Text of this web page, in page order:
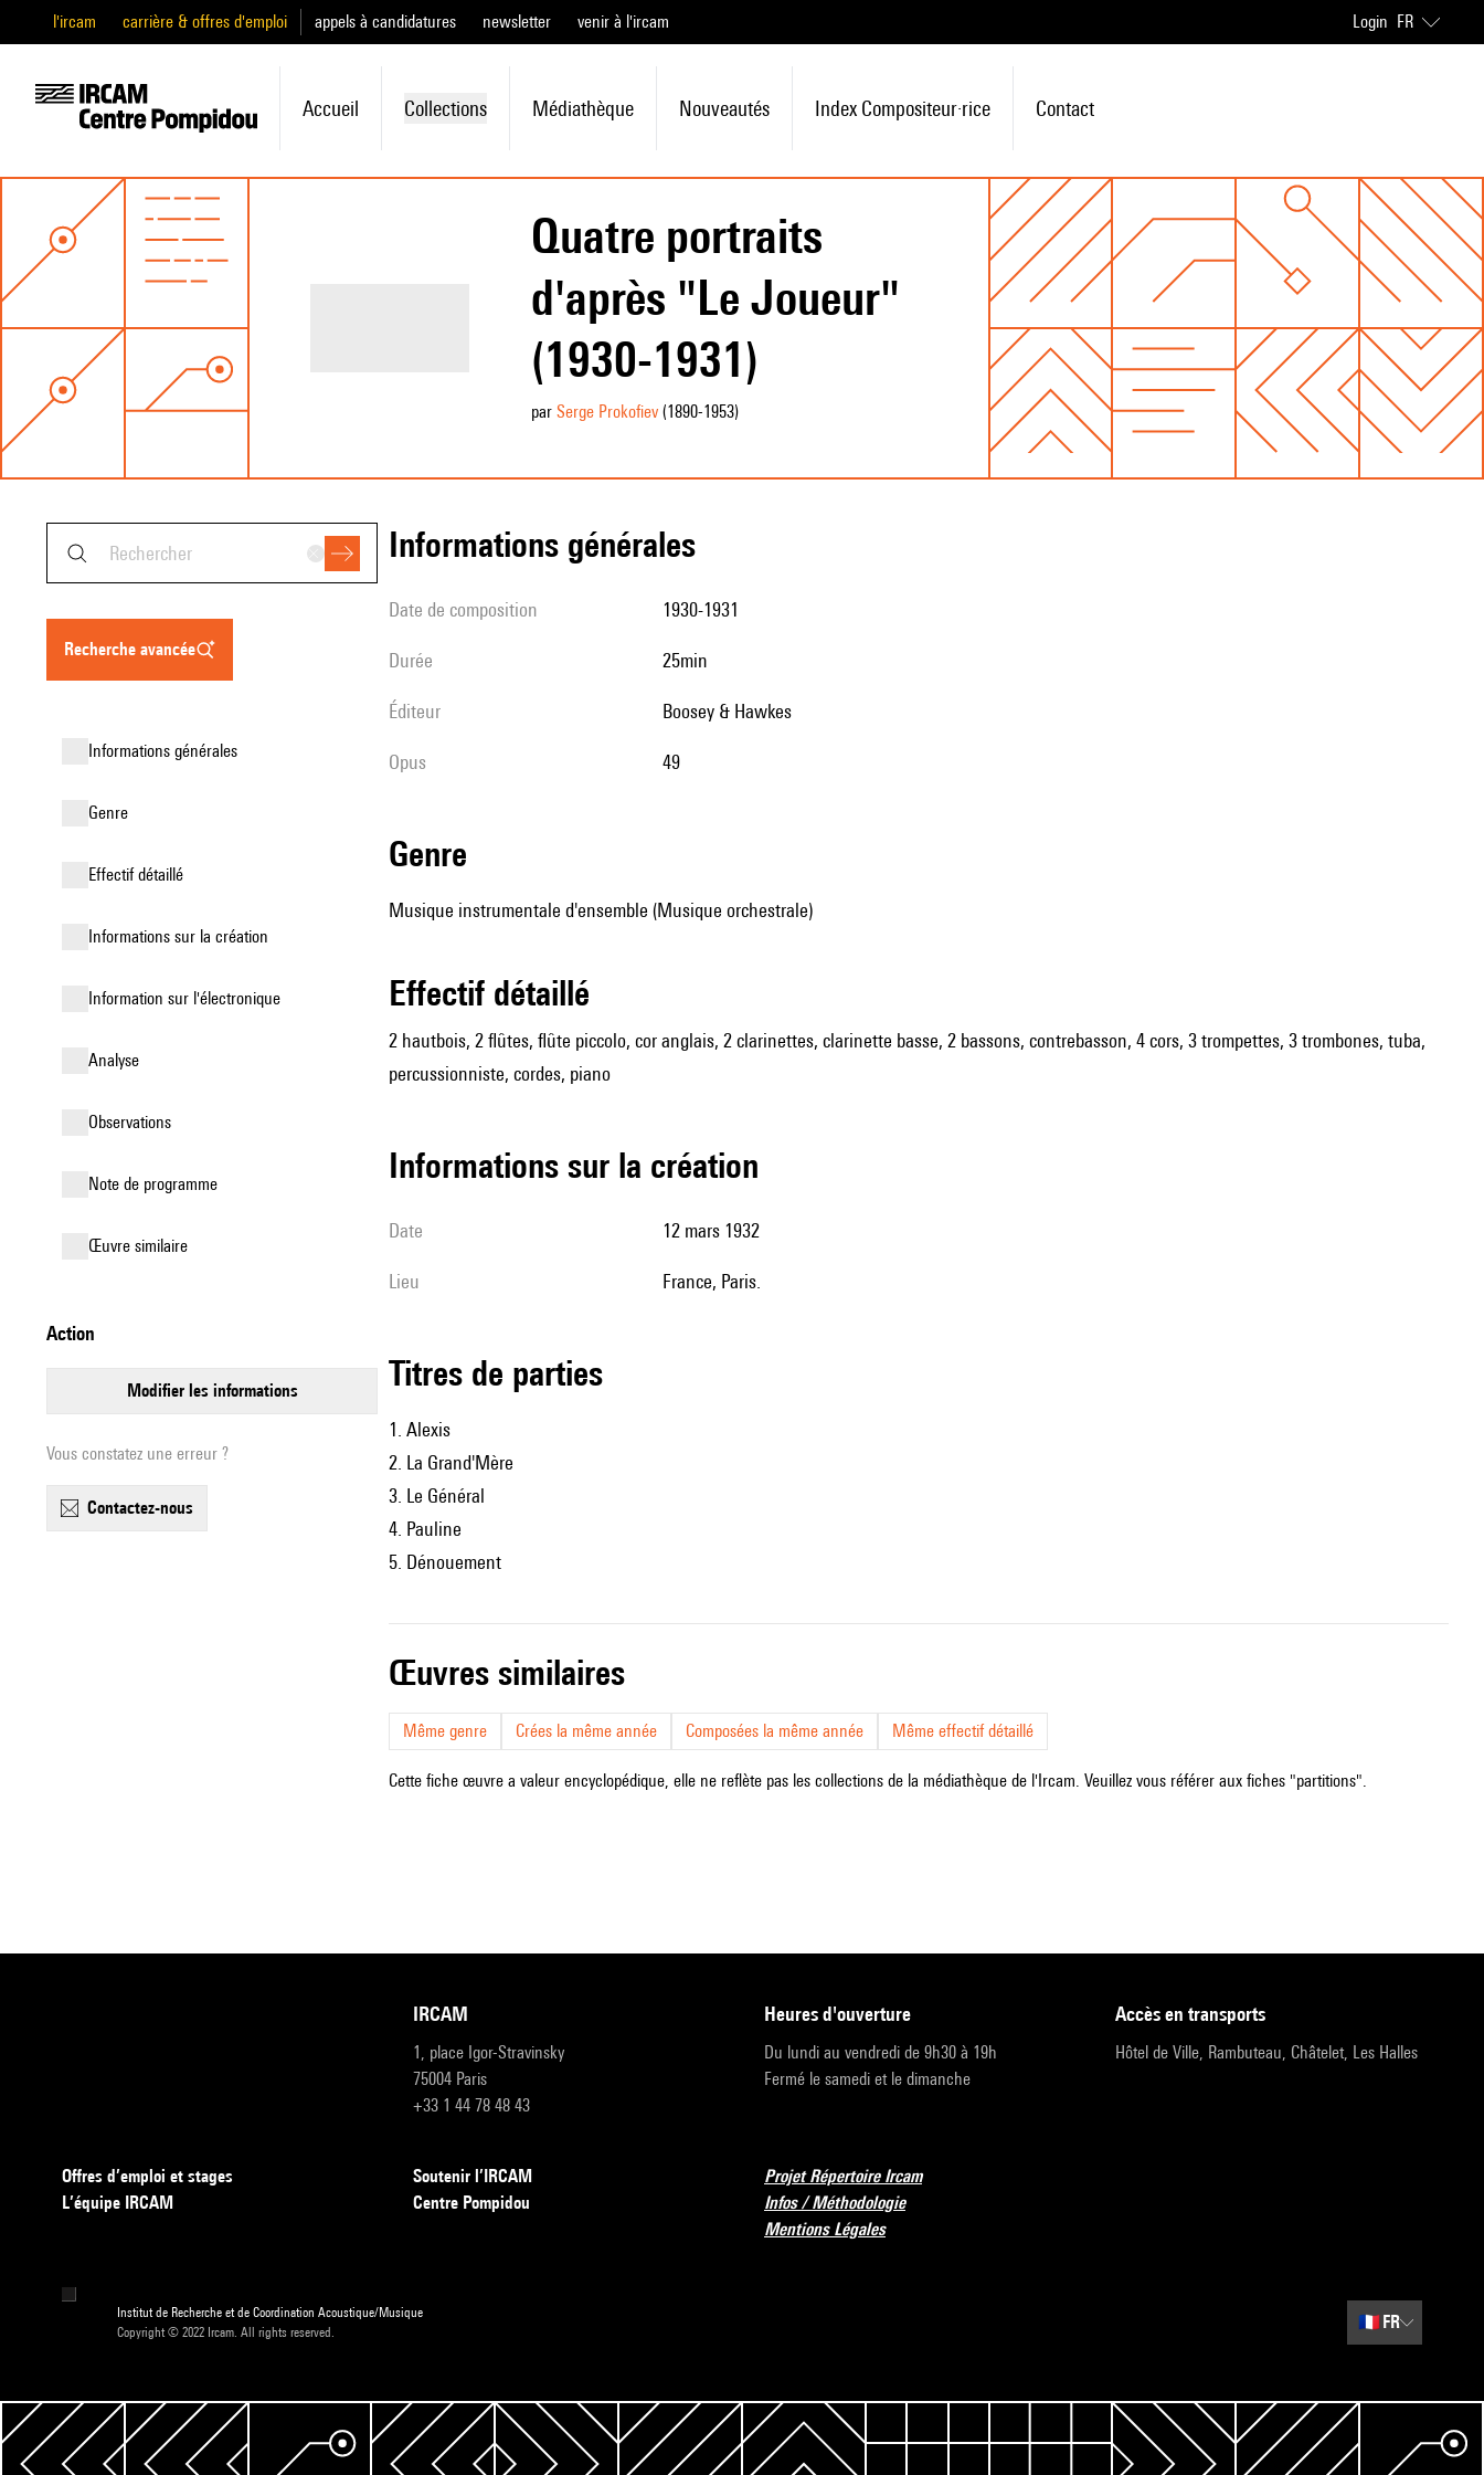
l'ircam carrière & offres d'emploi appels à candidatures newsletter venir à l'ircam Login FR
Accueil Collections Médiathèque Nouveautés Index Compositeur·rice Contact
Quatre portraits
d'après "Le Joueur"
(1930-1931)
par Serge Prokofiev(1890-1953)
recherche avancée
informations générales
genre
effectif détaillé
informations sur la création
Information sur l'électronique
analyse
observations
Note de programme
œuvre similaire
action
modifier les informations
Vous constatez une erreur ?
contactez-nous
informations générales
date de composition 1930-1931
durée 25min
éditeur Boosey & Hawkes
Opus 49
genre
Musique instrumentale d'ensemble (Musique orchestrale)
effectif détaillé
2 hautbois, 2 flûtes, flûte piccolo, cor anglais, 2 clarinettes, clarinette basse, 2 bassons, contrebasson, 4 cors, 3 trompettes, 3 trombones, tuba,
percussionniste, cordes, piano
informations sur la création
date 12 mars 1932
lieu France, Paris.
Titres de parties
1. Alexis
2. La Grand'Mère
3. Le Général
4. Pauline
5. Dénouement
œuvres similaires
Même genre Crées la même année Composées la même année Même effectif détaillé
Cette fiche œuvre a valeur encyclopédique, elle ne reflète pas les collections de la médiathèque de l'Ircam. Veuillez vous référer aux fiches "partitions".
IRCAM
1, place Igor-Stravinsky
75004 Paris
+33 1 44 78 48 43
heures d'ouverture
Du lundi au vendredi de 9h30 à 19h
Fermé le samedi et le dimanche
accès en transports
Hôtel de Ville, Rambuteau, Châtelet, Les Halles
Offres d’emploi et stages
L’équipe IRCAM
Soutenir l’IRCAM
Centre Pompidou
Projet Répertoire Ircam
Infos / Méthodologie
Mentions Légales
Institut de Recherche et de Coordination Acoustique/Musique
Copyright © 2022 Ircam. All rights reserved.
🇫🇷 FR